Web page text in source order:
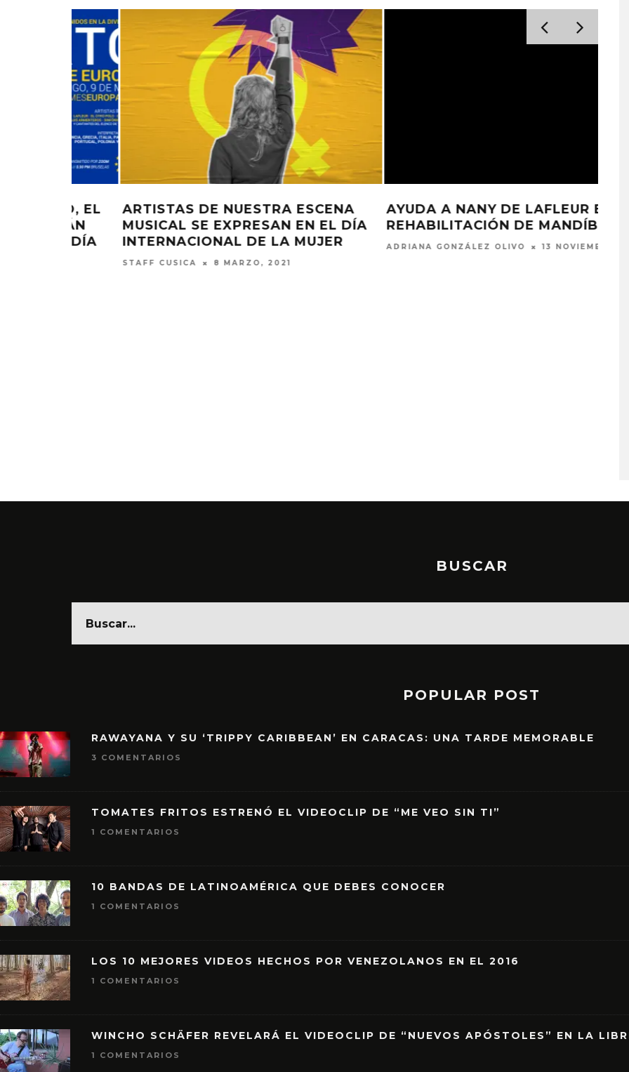
AYUDA A NANY DE LAFLEUR EN SU
REHABILITACIÓN DE MANDÍBULA
ADRIANA GONZÁLEZ OLIVO 13 NOVIEMBRE, 2019
LAFLEUR LLEGARÁ A TEATRO BAR
EL PRÓXIMO 2 DE NOVIEMBRE
ARNALDO VALLENILLA 29 OCTUBRE, 2019
BUSCAR
POPULAR POST
RAWAYANA Y SU ‘TRIPPY CARIBBEAN’ EN CARACAS: UNA TARDE MEMORABLE
3 COMENTARIOS
TOMATES FRITOS ESTRENÓ EL VIDEOCLIP DE “ME VEO SIN TI”
1 COMENTARIOS
10 BANDAS DE LATINOAMÉRICA QUE DEBES CONOCER
1 COMENTARIOS
LOS 10 MEJORES VIDEOS HECHOS POR VENEZOLANOS EN EL 2016
1 COMENTARIOS
WINCHO SCHÄFER REVELARÁ EL VIDEOCLIP DE “NUEVOS APÓSTOLES” EN LA
1 COMENTARIOS